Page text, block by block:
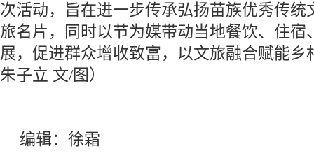
次活动，旨在进一步传承弘扬苗族优秀传统
旅名片，同时以节为媒带动当地餐饮、住宿
展，促进群众增收致富，以文旅融合赋能乡
朱子立 文/图）
编辑：徐霜